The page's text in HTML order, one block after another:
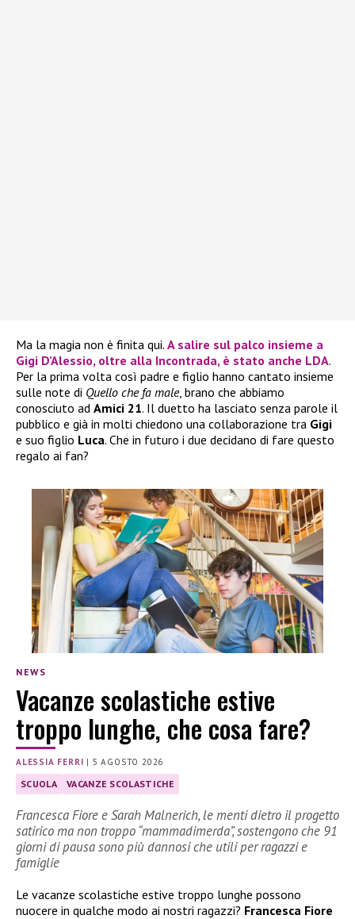
Ma la magia non è finita qui. A salire sul palco insieme a
Gigi D’Alessio, oltre alla Incontrada, è stato anche LDA.
Per la prima volta così padre e figlio hanno cantato insieme
sulle note di Quello che fa male, brano che abbiamo
conosciuto ad Amici 21. Il duetto ha lasciato senza parole il
pubblico e già in molti chiedono una collaborazione tra Gigi
e suo figlio Luca. Che in futuro i due decidano di fare questo
regalo ai fan?
NEWS
Vacanze scolastiche estive
troppo lunghe, che cosa fare?
ALESSIA FERRI | 5 AGOSTO 2026
SCUOLA VACANZE SCOLASTICHE
Francesca Fiore e Sarah Malnerich, le menti dietro il progetto
satirico ma non troppo “mammadimerda”, sostengono che 91
giorni di pausa sono più dannosi che utili per ragazzi e
famiglie
Le vacanze scolastiche estive troppo lunghe possono
nuocere in qualche modo ai nostri ragazzi? Francesca Fiore